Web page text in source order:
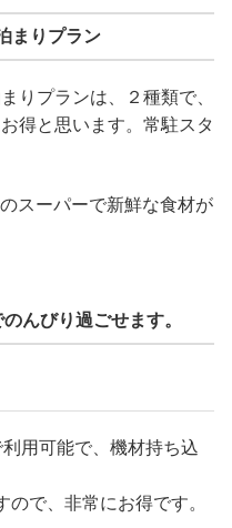
まりプラン
りプランは、２種類で、
得と思います。常駐スタ
スーパーで新鮮な食材が
んびり過ごせます。
用可能で、機材持ち込
で、非常にお得です。